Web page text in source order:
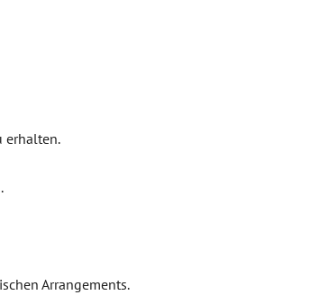
erhalten.
Arrangements.